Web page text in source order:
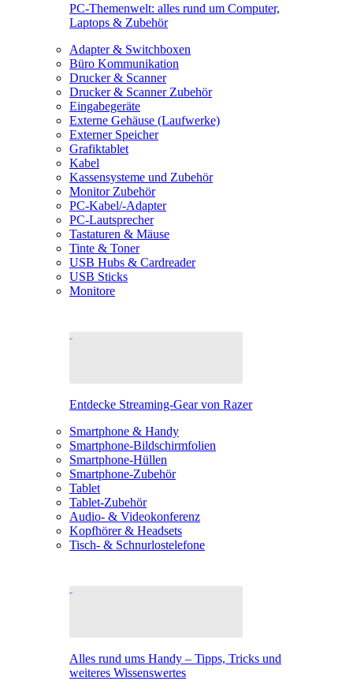
PC-Themenwelt: alles rund um Computer,
Laptops & Zubehör
Adapter & Switchboxen
Büro Kommunikation
Drucker & Scanner
Drucker & Scanner Zubehör
Eingabegeräte
Externe Gehäuse (Laufwerke)
Externer Speicher
Grafiktablet
Kabel
Kassensysteme und Zubehör
Monitor Zubehör
PC-Kabel/-Adapter
PC-Lautsprecher
Tastaturen & Mäuse
Tinte & Toner
USB Hubs & Cardreader
USB Sticks
Monitore
Entdecke Streaming-Gear von Razer
Smartphone & Handy
Smartphone-Bildschirmfolien
Smartphone-Hüllen
Smartphone-Zubehör
Tablet
Tablet-Zubehör
Audio- & Videokonferenz
Kopfhörer & Headsets
Tisch- & Schnurlostelefone
Alles rund ums Handy – Tipps, Tricks und
weiteres Wissenswertes